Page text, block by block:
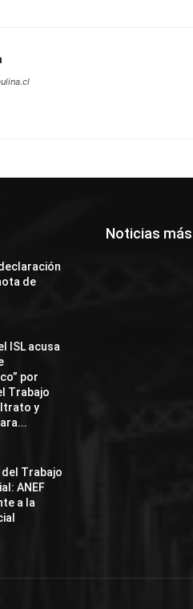
de
ISL acusa
por
Trabajo
y
Trabajo
ANEF
a la
Noticias